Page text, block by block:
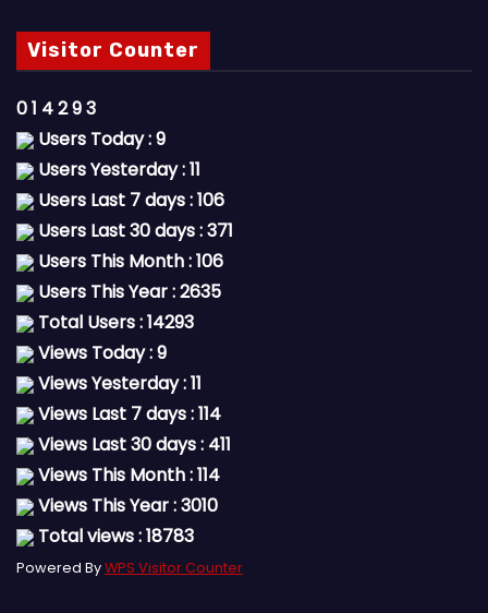
Visitor Counter
01 4293
Users Today : 9
Users Yesterday : 11
Users Last 7 days : 106
Users Last 30 days : 371
Users This Month : 106
Users This Year : 2635
Total Users : 14293
Views Today : 9
Views Yesterday : 11
Views Last 7 days : 114
Views Last 30 days : 411
Views This Month : 114
Views This Year : 3010
Total views : 18783
Powered ByWPS Visitor Counter